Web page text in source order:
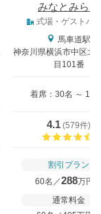
みなとみらい
式場・ゲストハ
馬車道駅
神奈川県横浜市中区北
目101番
着席：30名 ～ 146
4.1 (579件)
割引プラン
60名／288万円
通常料金